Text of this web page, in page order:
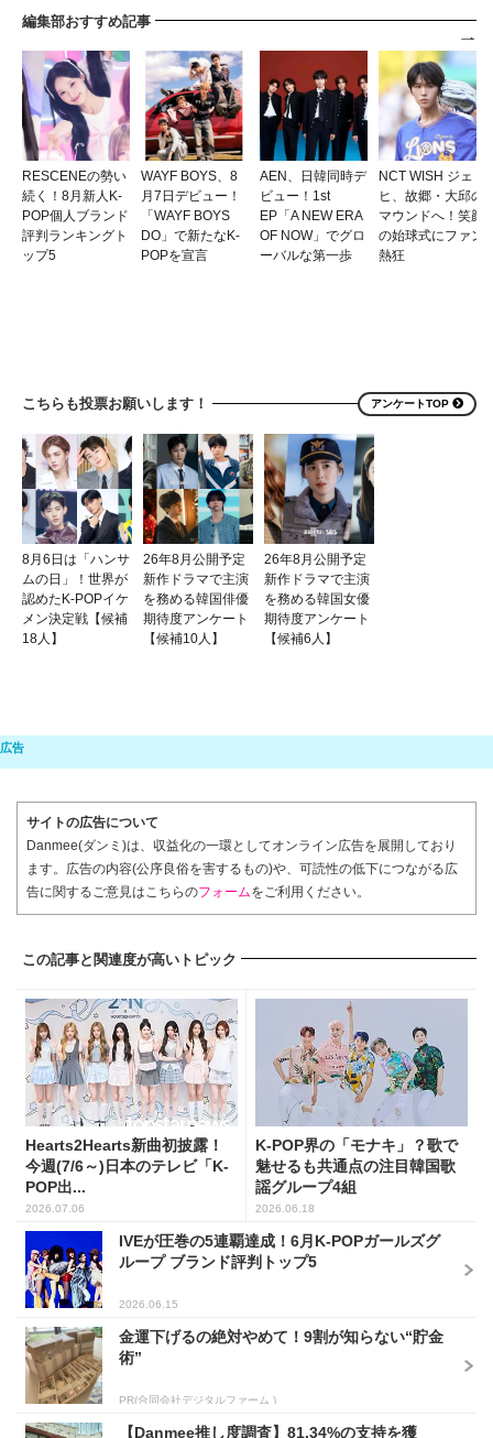
編集部おすすめ記事
RESCENEの勢い
続く！8月新人K-
POP個人ブランド
評判ランキングト
ップ5
WAYF BOYS、8
月7日デビュー！
「WAYF BOYS
DO」で新たなK-
POPを宣言
AEN、日韓同時デ
ビュー！1st
EP「A NEW ERA
OF NOW」でグロ
ーバルな第一歩
NCT WISH ジェ
ヒ、故郷・大邱の
マウンドへ！笑顔
の始球式にファン
熱狂
こちらも投票お願いします！ アンケートTOP
8月6日は「ハンサ
ムの日」！世界が
認めたK-POPイケ
メン決定戦【候補
18人】
26年8月公開予定
新作ドラマで主演
を務める韓国俳優
期待度アンケート
【候補10人】
26年8月公開予定
新作ドラマで主演
を務める韓国女優
期待度アンケート
【候補6人】
サイトの広告について
Danmee(ダンミ)は、収益化の一環としてオンライン広告を展開しており
ます。広告の内容(公序良俗を害するもの)や、可読性の低下につながる広
告に関するご意見はこちらのフォームをご利用ください。
この記事と関連度が高いトピック
Hearts2Hearts新曲初披露！
今週(7/6～)日本のテレビ「K-
POP出...
2026.07.06
K-POP界の「モナキ」？歌で
魅せるも共通点の注目韓国歌
謡グループ4組
2026.06.18
IVEが圧巻の5連覇達成！6月K-POPガールズグ
ループ ブランド評判トップ5
2026.06.15
金運下げるの絶対やめて！9割が知らない“貯金
術”
PR(合同会社デジタルファーム )
【Danmee推し度調査】81.34%の支持を獲